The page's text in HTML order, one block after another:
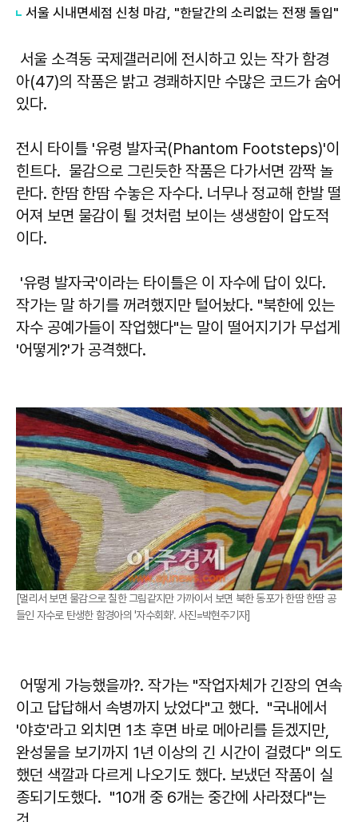
서울 시내면세점 신청 마감, "한달간의 소리없는 전쟁 돌입"
서울 소격동 국제갤러리에 전시하고 있는 작가 함경
아(47)의 작품은 밝고 경쾌하지만 수많은 코드가 숨어
있다.
전시 타이틀 '유령 발자국(Phantom Footsteps)'이
힌트다. 물감으로 그린듯한 작품은 다가서면 깜짝 놀
란다. 한땀 한땀 수놓은 자수다. 너무나 정교해 한발 떨
어져 보면 물감이 튈 것처럼 보이는 생생함이 압도적
이다.
'유령 발자국'이라는 타이틀은 이 자수에 답이 있다.
작가는 말 하기를 꺼려했지만 털어놨다. "북한에 있는
자수 공예가들이 작업했다"는 말이 떨어지기가 무섭게
'어떻게?'가 공격했다.
[멀리서 보면 물감으로 칠한 그림같지만 가까이서 보면 북한 동포가 한땀 한땀 공
들인 자수로 탄생한 함경아의 '자수회화'. 사진=박현주기자]
어떻게 가능했을까?. 작가는 "작업자체가 긴장의 연속
이고 답답해서 속병까지 났었다"고 했다. "국내에서
'야호'라고 외치면 1초 후면 바로 메아리를 듣겠지만,
완성물을 보기까지 1년 이상의 긴 시간이 걸렸다" 의도
했던 색깔과 다르게 나오기도 했다. 보냈던 작품이 실
종되기도했다. "10개 중 6개는 중간에 사라졌다"는